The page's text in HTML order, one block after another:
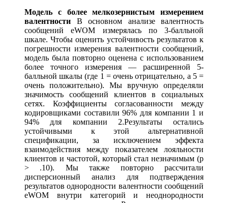
Модель с более мелкозернистым измерением
валентности В основном анализе валентность
сообщений eWOM измерялась по 3-балльной
шкале. Чтобы оценить устойчивость результатов к
погрешности измерения валентности сообщений,
модель была повторно оценена с использованием
более точного измерения — расширенной 5-
балльной шкалы (где 1 = очень отрицательно, а 5 =
очень положительно). Мы вручную определяли
значимость сообщений клиентов в социальных
сетях. Коэффициенты согласованности между
кодировщиками составили 96% для компании 1 и
94% для компании 2.Результаты остались
устойчивыми к этой альтернативной
спецификации, за исключением эффекта
взаимодействия между показателем лояльности
клиентов и частотой, который стал незначимым (p
> .10). Мы также повторно рассчитали
дисперсионный анализ для подтверждения
результатов однородности валентности сообщений
eWOM внутри категорий и неоднородности